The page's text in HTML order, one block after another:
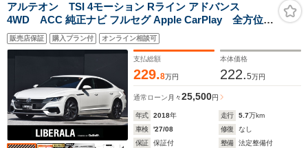
アルテオン TSI 4モーション Rライン アドバンス
4WD ACC 純正ナビ フルセグ Apple CarPlay 全方位カ
メラ バーチャルCP 黒革 全席シートヒーター 電動バック
ドア オートホールド レーンキープアシスト ブラインドス
ポットアシスト パワーシート LED ドラレコ ETC
販売店保証 購入プラン付 オンライン相談可
支払総額
229.8万円
本体価格
222.5万円
通常ローン 月々25,500円
年式 2018年 走行 5.7万km
車検
'27/08 修復
なし
保証
保証付 整備
法定整備付